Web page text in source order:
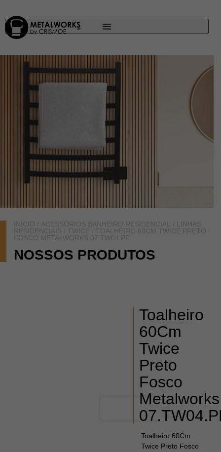
INÍCIO / ACESSÓRIOS BANHEIRO RESIDENCIAL /
LINHAS
RESIDENCIAIS / TWICE / TOALHEIRO 60CM TWICE PRETO
FOSCO METALWORKS 07.TW04.PF
NOSSOS PRODUTOS
Toalheiro
60Cm
Twice
Preto
Fosco
Metalworks
Toalheiro 60Cm
Twice Preto Fosco